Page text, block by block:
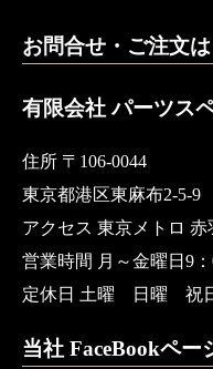
お問合せ・ご注文
有限会社 パーツス
住所 〒106-0044
東京都港区東麻布2-5-9
アクセス 東京メトロ
営業時間 月～金曜日9
定休日 土曜 日曜 祝
当社 FaceBookペー